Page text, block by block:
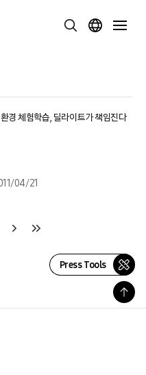
경 체험학습, 딜라이트가 책임진다
04/21
Press Tools